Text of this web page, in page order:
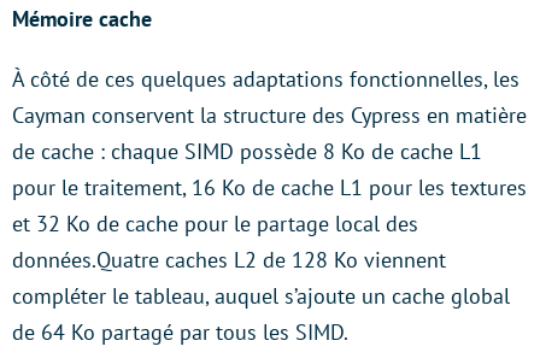
Mémoire cache
À côté de ces quelques adaptations fonctionnelles, les
Cayman conservent la structure des Cypress en matière
de cache : chaque SIMD possède 8 Ko de cache L1
pour le traitement, 16 Ko de cache L1 pour les textures
et 32 Ko de cache pour le partage local des
données.Quatre caches L2 de 128 Ko viennent
compléter le tableau, auquel s’ajoute un cache global
de 64 Ko partagé par tous les SIMD.